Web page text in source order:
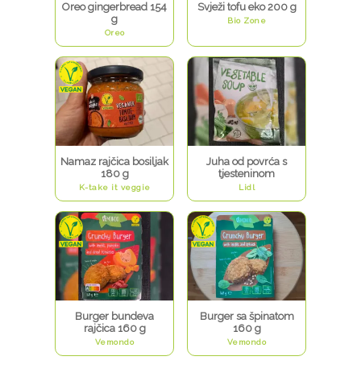
Oreo gingerbread 154
g
Oreo
Svježi tofu eko 200 g
Bio Zone
Namaz rajčica bosiljak
180 g
K-take it veggie
Juha od povrća s
tjesteninom
Lidl
Burger bundeva
rajčica 160 g
Vemondo
Burger sa špinatom
160 g
Vemondo